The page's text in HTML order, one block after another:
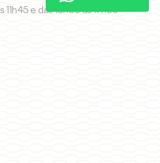
e das 13h30 às 17h50